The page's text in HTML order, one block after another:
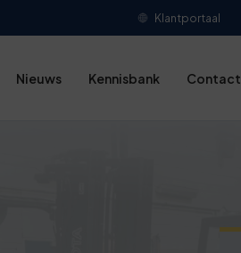
Klantportaal
Nieuws Kennisbank Contact